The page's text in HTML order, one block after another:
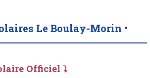
Le Boulay-Morin •
Officiel ⤵